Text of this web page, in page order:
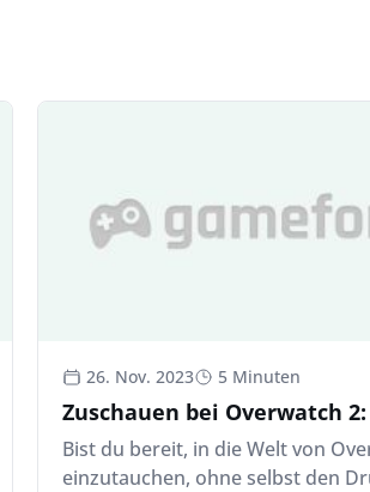
26. Nov. 2023 5 Minuten
Zuschauen bei Overwatch
Bist du bereit, in die Welt von
einzutauchen, ohne selbst den